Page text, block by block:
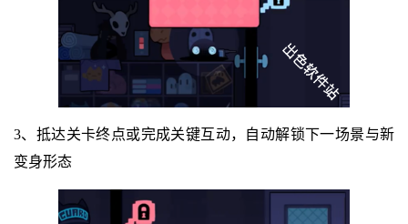
3、抵达关卡终点或完成关键互动，自动解锁下一场景与新
变身形态